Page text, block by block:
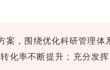
，围绕优化科研管理体
化率不断提升；充分发